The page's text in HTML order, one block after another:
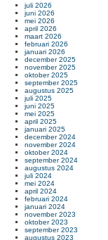
juli 2026
juni 2026
mei 2026
april 2026
maart 2026
februari 2026
januari 2026
december 2025
november 2025
oktober 2025
september 2025
augustus 2025
juli 2025
juni 2025
mei 2025
april 2025
januari 2025
december 2024
november 2024
oktober 2024
september 2024
augustus 2024
juli 2024
mei 2024
april 2024
februari 2024
januari 2024
november 2023
oktober 2023
september 2023
augustus 2023